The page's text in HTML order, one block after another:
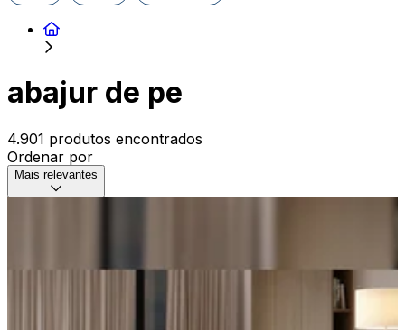
abajur de pe
4.901 produtos encontrados
Ordenar por
Mais relevantes